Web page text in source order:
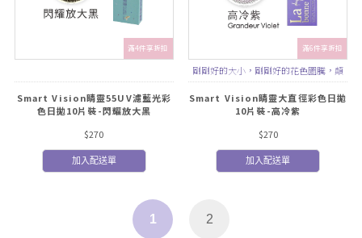
滿4件享折扣
Smart Vision睛靈55UV濾藍光彩
色日拋10片裝-閃耀放大黑
$270
加入配送單
滿6件享折扣
剛剛好的大小，剛剛好的花色圖騰，顛
覆對15.0mm大直徑隱形的刻板印象
Smart Vision睛靈大直徑彩色日拋
10片裝-高冷紫
$270
加入配送單
1 2